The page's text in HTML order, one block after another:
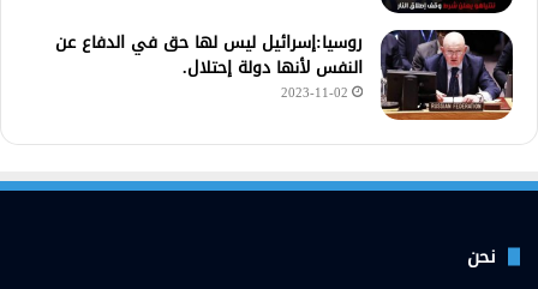
روسيا:إسرائيل ليس لها حق في الدفاع عن
النفس لأنها دولة إحتلال.
2023-11-02
نحن